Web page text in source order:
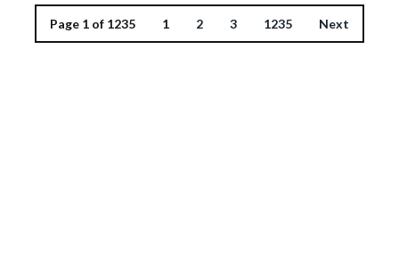
Page 1 of 1235 1 2 3 1235 Next